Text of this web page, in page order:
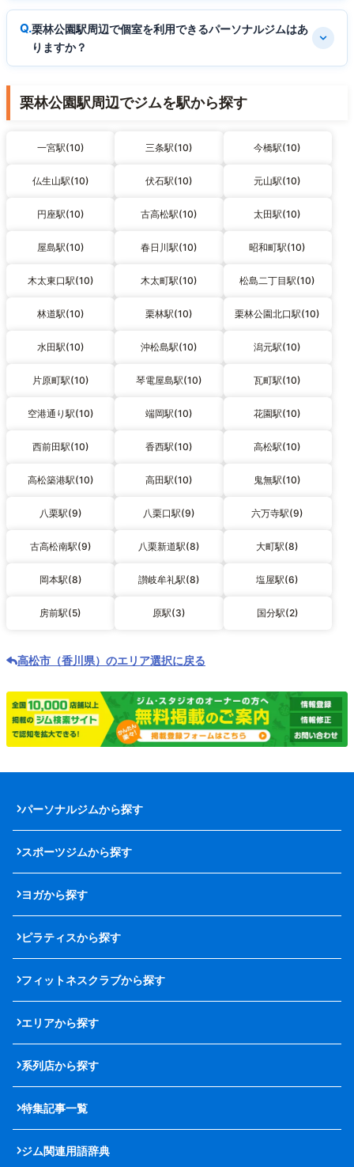
栗林公園駅周辺で個室を利用できるパーソナルジムはあ
りますか？
栗林公園駅周辺でジムを駅から探す
一宮駅(10) 三条駅(10) 今橋駅(10)
仏生山駅(10) 伏石駅(10) 元山駅(10)
円座駅(10) 古高松駅(10) 太田駅(10)
屋島駅(10) 春日川駅(10) 昭和町駅(10)
木太東口駅(10) 木太町駅(10) 松島二丁目駅(10)
林道駅(10) 栗林駅(10) 栗林公園北口駅(10)
水田駅(10) 沖松島駅(10) 潟元駅(10)
片原町駅(10) 琴電屋島駅(10) 瓦町駅(10)
空港通り駅(10) 端岡駅(10) 花園駅(10)
西前田駅(10) 香西駅(10) 高松駅(10)
高松築港駅(10) 高田駅(10) 鬼無駅(10)
八栗駅(9) 八栗口駅(9) 六万寺駅(9)
古高松南駅(9) 八栗新道駅(8) 大町駅(8)
岡本駅(8) 讃岐牟礼駅(8) 塩屋駅(6)
房前駅(5) 原駅(3) 国分駅(2)
高松市（香川県）のエリア選択に戻る
パーソナルジムから探す
スポーツジムから探す
ヨガから探す
ピラティスから探す
フィットネスクラブから探す
エリアから探す
系列店から探す
特集記事一覧
ジム関連用語辞典